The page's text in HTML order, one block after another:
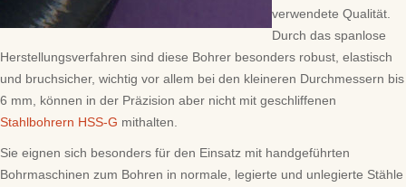
verwendete Qualität.
Durch das spanlose
Herstellungsverfahren sind diese Bohrer besonders robust, elastisch
und bruchsicher, wichtig vor allem bei den kleineren Durchmessern bis
6 mm, können in der Präzision aber nicht mit geschliffenen
Stahlbohrern HSS-G mithalten.
Sie eignen sich besonders für den Einsatz mit handgeführten
Bohrmaschinen zum Bohren in normale, legierte und unlegierte Stähle